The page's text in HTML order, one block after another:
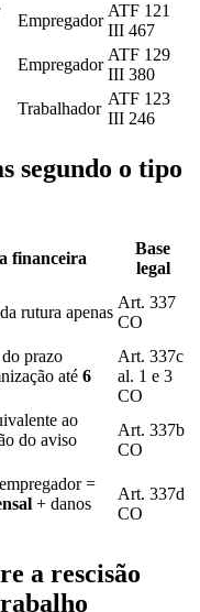
Empregador
ATF 121
III 467
Empregador
ATF 129
III 380
Trabalhador
ATF 123
III 246
segundo o tipo
financeira
Base
legal
rutura apenas
Art. 337
CO
prazo
até 6
Art. 337c
al. 1 e 3
CO
ao
do aviso
Art. 337b
CO
=
+ danos
Art. 337d
CO
a rescisão